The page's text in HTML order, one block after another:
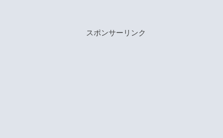
スポンサーリンク